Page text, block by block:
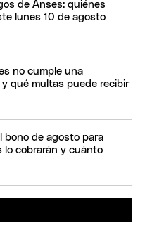
de Anses: quiénes
lunes 10 de agosto
no cumple una
qué multas puede recibir
bono de agosto para
lo cobrarán y cuánto